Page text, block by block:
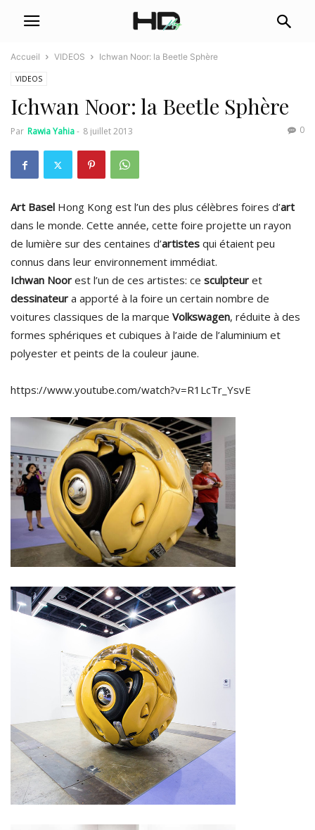
Accueil VIDEOS Ichwan Noor: la Beetle Sphère
VIDEOS
Ichwan Noor: la Beetle Sphère
Par Rawia Yahia- 8 juillet 2013 0
Art Basel Hong Kong est l’un des plus célèbres foires d’art
dans le monde. Cette année, cette foire projette un rayon
de lumière sur des centaines d’artistes qui étaient peu
connus dans leur environnement immédiat.
Ichwan Noor est l’un de ces artistes: ce sculpteur et
dessinateur a apporté à la foire un certain nombre de
voitures classiques de la marque Volkswagen, réduite à des
formes sphériques et cubiques à l’aide de l’aluminium et
polyester et peints de la couleur jaune.
https://www.youtube.com/watch?v=R1LcTr_YsvE